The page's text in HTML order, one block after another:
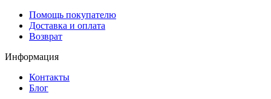
Помощь покупателю
Доставка и оплата
Возврат
Информация
Контакты
Блог